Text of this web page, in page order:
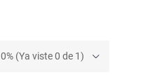
0% (Ya viste 0 de 1)